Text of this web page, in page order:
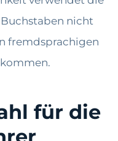
nicht
fremdsprachigen
für die